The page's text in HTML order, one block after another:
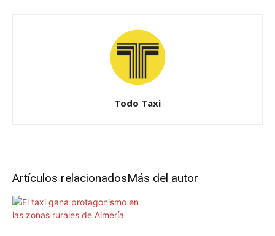
Todo Taxi
Artículos relacionadosMás del autor